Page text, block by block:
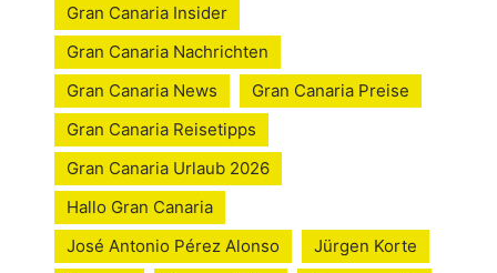
Gran Canaria Insider
Gran Canaria Nachrichten
Gran Canaria News
Gran Canaria Preise
Gran Canaria Reisetipps
Gran Canaria Urlaub 2026
Hallo Gran Canaria
José Antonio Pérez Alonso
Jürgen Korte